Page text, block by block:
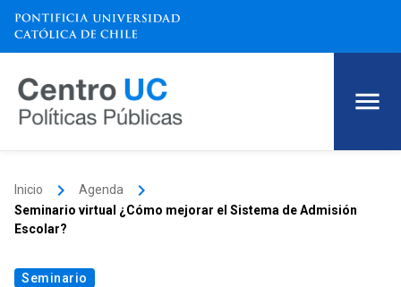
Inicio keyboard_arrow_right Agenda keyboard_arrow_right
Seminario virtual ¿Cómo mejorar el Sistema de Admisión
Escolar?
Seminario